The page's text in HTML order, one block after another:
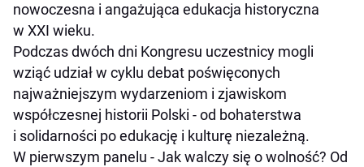
nowoczesna i angażująca edukacja historyczna
w XXI wieku.
Podczas dwóch dni Kongresu uczestnicy mogli
wziąć udział w cyklu debat poświęconych
najważniejszym wydarzeniom i zjawiskom
współczesnej historii Polski - od bohaterstwa
i solidarności po edukację i kulturę niezależną.
W pierwszym panelu - Jak walczy się o wolność? Od